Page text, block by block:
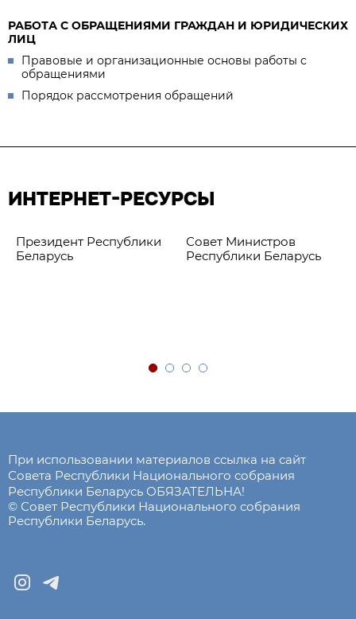
РАБОТА С ОБРАЩЕНИЯМИ ГРАЖДАН И ЮРИДИЧЕСКИХ
ЛИЦ
Правовые и организационные основы работы с
обращениями
Порядок рассмотрения обращений
ИНТЕРНЕТ-РЕСУРСЫ
Президент Республики
Беларусь
Совет Министров
Республики Беларусь
При использовании материалов ссылка на сайт
Совета Республики Национального собрания
Республики Беларусь ОБЯЗАТЕЛЬНА!
© Совет Республики Национального собрания
Республики Беларусь.